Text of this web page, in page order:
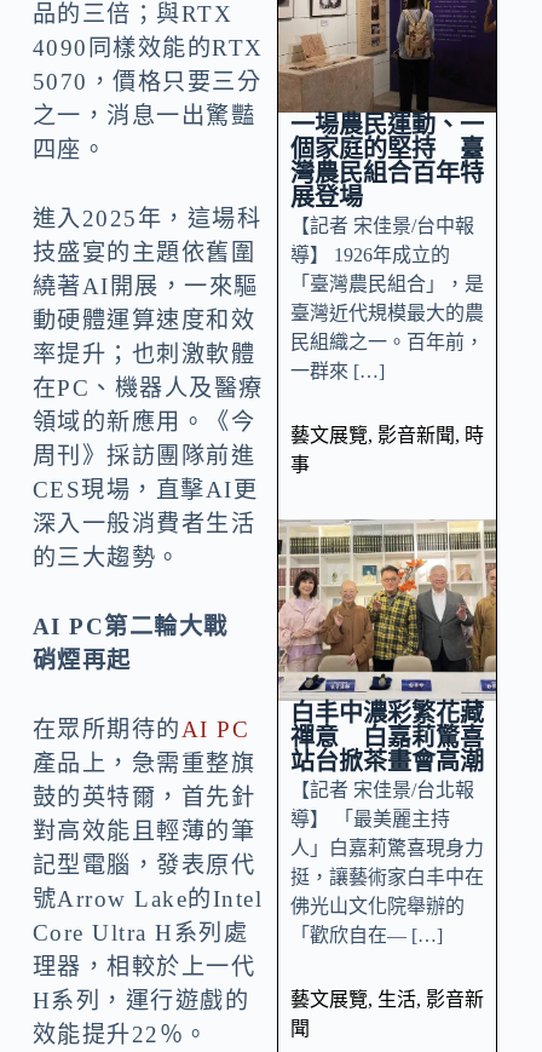
品的三倍；與RTX
4090同樣效能的RTX
5070，價格只要三分
之一，消息一出驚豔
四座。
進入2025年，這場科
技盛宴的主題依舊圍
繞著AI開展，一來驅
動硬體運算速度和效
率提升；也刺激軟體
在PC、機器人及醫療
領域的新應用。《今
周刊》採訪團隊前進
CES現場，直擊AI更
深入一般消費者生活
的三大趨勢。
AI PC第二輪大戰
硝煙再起
在眾所期待的AI PC
產品上，急需重整旗
鼓的英特爾，首先針
對高效能且輕薄的筆
記型電腦，發表原代
號Arrow Lake的Intel
Core Ultra H系列處
理器，相較於上一代
H系列，運行遊戲的
效能提升22％。
一場農民運動、一
個家庭的堅持 臺
灣農民組合百年特
展登場
【記者 宋佳景/台中報
導】 1926年成立的
「臺灣農民組合」，是
臺灣近代規模最大的農
民組織之一。百年前，
一群來 […]
藝文展覽, 影音新聞, 時
事
白丰中濃彩繁花藏
禪意 白嘉莉驚喜
站台掀茶畫會高潮
【記者 宋佳景/台北報
導】 「最美麗主持
人」白嘉莉驚喜現身力
挺，讓藝術家白丰中在
佛光山文化院舉辦的
「歡欣自在— […]
藝文展覽, 生活, 影音新
聞